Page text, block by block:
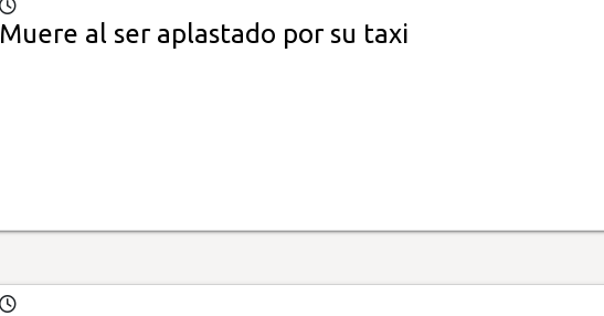
Muere al ser aplastado por su taxi